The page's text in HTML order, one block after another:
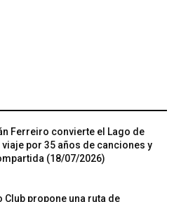
Ferreiro convierte el Lago de
viaje por 35 años de canciones y
(18/07/2026)
Club propone una ruta de